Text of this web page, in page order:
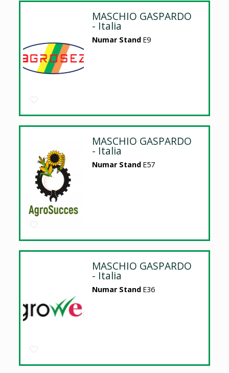
MASCHIO GASPARDO
- Italia
Numar Stand E9
MASCHIO GASPARDO
- Italia
Numar Stand E57
MASCHIO GASPARDO
- Italia
Numar Stand E36